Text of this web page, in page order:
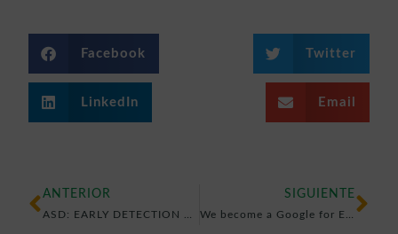
Facebook Twitter
LinkedIn Email
ANTERIOR SIGUIENTE